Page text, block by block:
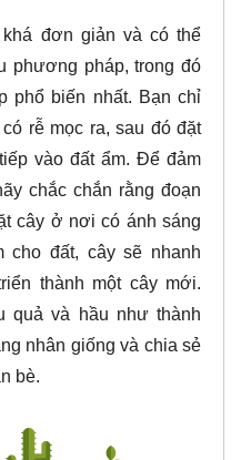
khá đơn giản và có thể
phương pháp, trong đó
phổ biến nhất. Bạn chỉ
rễ mọc ra, sau đó đặt
vào đất ẩm. Để đảm
chắc chắn rằng đoạn
cây ở nơi có ánh sáng
cho đất, cây sẽ nhanh
thành một cây mới.
quả và hầu như thành
nhân giống và chia sẻ
bè.